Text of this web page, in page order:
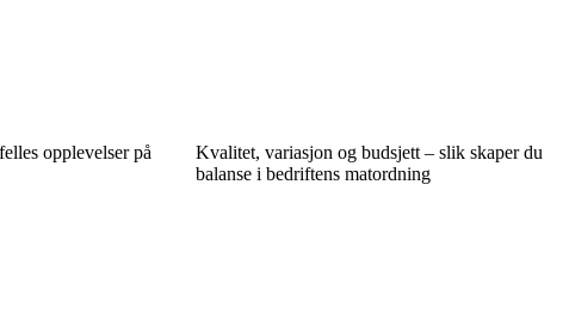
opplevelser på
Kvalitet, variasjon og budsjett – slik skaper du
balanse i bedriftens matordning